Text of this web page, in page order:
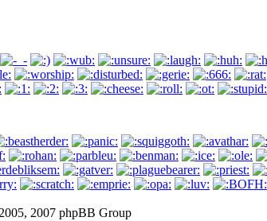
2007 phpBB Group